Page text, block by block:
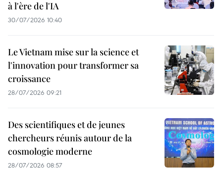
à l'ère de l'IA
30/07/2026 10:40
Le Vietnam mise sur la science et
l'innovation pour transformer sa
croissance
28/07/2026 09:21
Des scientifiques et de jeunes
chercheurs réunis autour de la
cosmologie moderne
28/07/2026 08:57